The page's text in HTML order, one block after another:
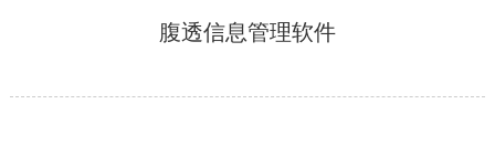
腹透信息管理软件